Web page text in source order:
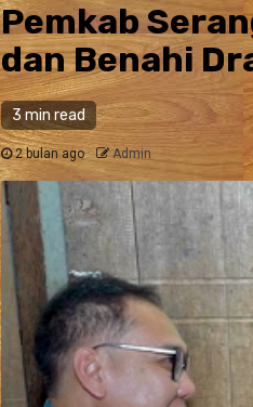
Pemkab
dan Benahi
3 min read
2 bulan ago Admin